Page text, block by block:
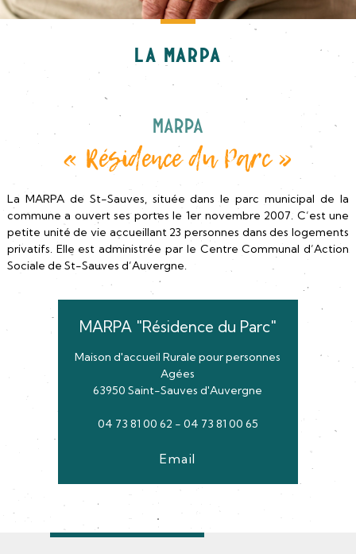
La MARPA
MARPA
« Résidence du Parc »
La MARPA de St-Sauves, située dans le parc municipal de la
commune a ouvert ses portes le 1er novembre 2007. C’est une
petite unité de vie accueillant 23 personnes dans des logements
privatifs. Elle est administrée par le Centre Communal d’Action
Sociale de St-Sauves d’Auvergne.
MARPA "Résidence du Parc"
Maison d'accueil Rurale pour personnes
Agées
63950 Saint-Sauves d'Auvergne
04 73 81 00 62 - 04 73 81 00 65
Email